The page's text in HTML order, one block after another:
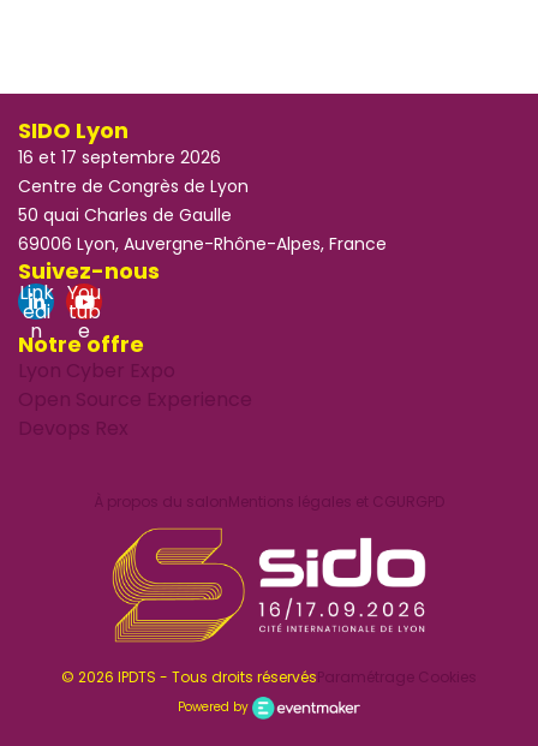
SIDO Lyon
16 et 17 septembre 2026
Centre de Congrès de Lyon
50 quai Charles de Gaulle
69006 Lyon, Auvergne-Rhône-Alpes, France
Suivez-nous
Link
edi
n
You
tub
e
Notre offre
Lyon Cyber Expo
Open Source Experience
Devops Rex
À propos du salonMentions légales et CGURGPD
© 2026 IPDTS - Tous droits réservésParamétrage Cookies
Powered by